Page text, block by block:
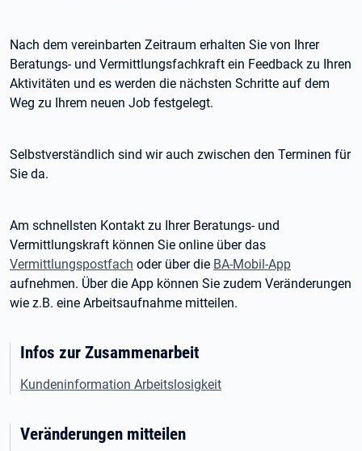
Nach dem vereinbarten Zeitraum erhalten Sie von Ihrer
Beratungs- und Vermittlungsfachkraft ein Feedback zu Ihren
Aktivitäten und es werden die nächsten Schritte auf dem
Weg zu Ihrem neuen Job festgelegt.
Selbstverständlich sind wir auch zwischen den Terminen für
Sie da.
Am schnellsten Kontakt zu Ihrer Beratungs- und
Vermittlungskraft können Sie online über das
Vermittlungspostfach oder über die BA-Mobil-App
aufnehmen. Über die App können Sie zudem Veränderungen
wie z.B. eine Arbeitsaufnahme mitteilen.
Infos zur Zusammenarbeit
Kundeninformation Arbeitslosigkeit
Veränderungen mitteilen